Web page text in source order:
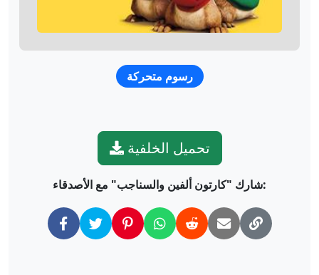
رسوم متحركة
تحميل الخلفية
شارك "كارتون ألفين والسناجب" مع الأصدقاء: